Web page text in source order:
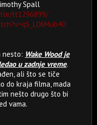
Spall
tt1296899/
nesto: Wake Wood je
u zadnje vreme.
ali što se tiče
do kraja filma, mada
nešto drugo što bi
vama.